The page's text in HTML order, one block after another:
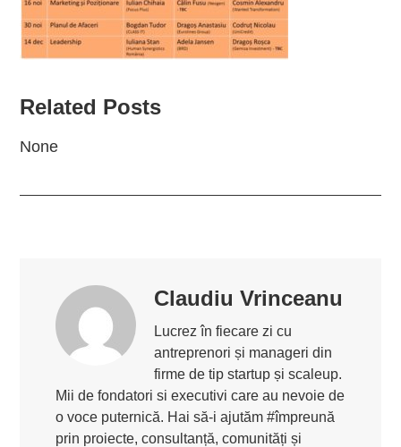
Related Posts
None
Claudiu Vrinceanu
Lucrez în fiecare zi cu
antreprenori și manageri din
firme de tip startup și scaleup.
Mii de fondatori si executivi care au nevoie de
o voce puternică. Hai să-i ajutăm #împreună
prin proiecte, consultanță, comunități și